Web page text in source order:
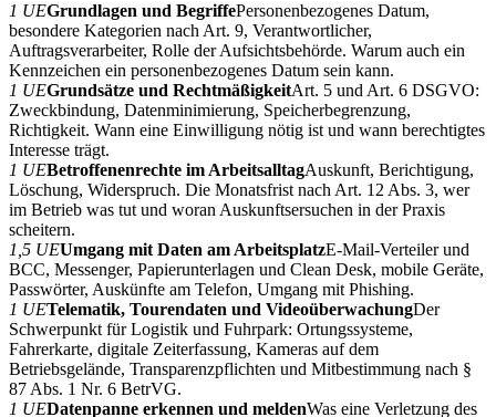
1 UEGrundlagen und BegriffePersonenbezogenes Datum,
besondere Kategorien nach Art. 9, Verantwortlicher,
Auftragsverarbeiter, Rolle der Aufsichtsbehörde. Warum auch ein
Kennzeichen ein personenbezogenes Datum sein kann.
1 UEGrundsätze und RechtmäßigkeitArt. 5 und Art. 6 DSGVO:
Zweckbindung, Datenminimierung, Speicherbegrenzung,
Richtigkeit. Wann eine Einwilligung nötig ist und wann berechtigtes
Interesse trägt.
1 UEBetroffenenrechte im ArbeitsalltagAuskunft, Berichtigung,
Löschung, Widerspruch. Die Monatsfrist nach Art. 12 Abs. 3, wer
im Betrieb was tut und woran Auskunftsersuchen in der Praxis
scheitern.
1,5 UEUmgang mit Daten am ArbeitsplatzE-Mail-Verteiler und
BCC, Messenger, Papierunterlagen und Clean Desk, mobile Geräte,
Passwörter, Auskünfte am Telefon, Umgang mit Phishing.
1 UETelematik, Tourendaten und VideoüberwachungDer
Schwerpunkt für Logistik und Fuhrpark: Ortungssysteme,
Fahrerkarte, digitale Zeiterfassung, Kameras auf dem
Betriebsgelände, Transparenzpflichten und Mitbestimmung nach §
87 Abs. 1 Nr. 6 BetrVG.
1 UEDatenpanne erkennen und meldenWas eine Verletzung des